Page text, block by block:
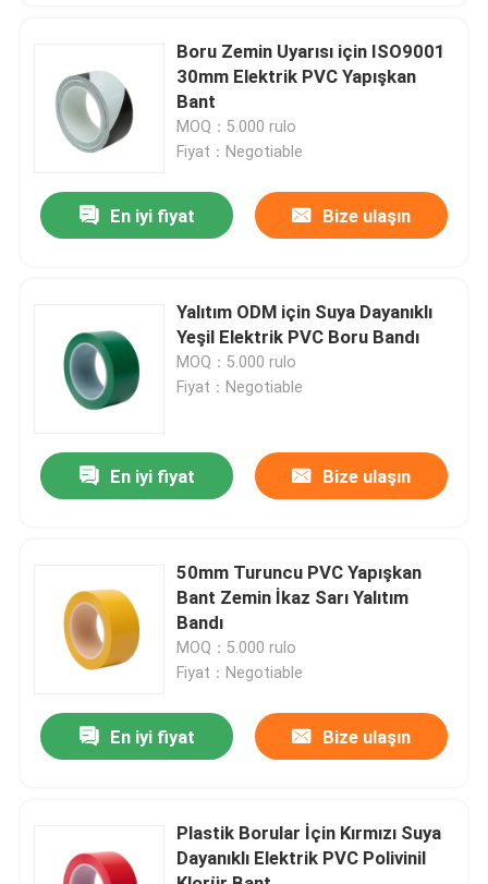
Kişiler
Ürünler
Kraft Kağıt Yapışkan Bant
PET Yapışkan Bant
PVC Yapışkan Bant
Fiberglas Yapışkan Bant
Boru Zemin Uyarısı için ISO9001
30mm Elektrik PVC Yapışkan
Bant
MOQ：5.000 rulo
Fiyat：Negotiable
En iyi fiyat Bize ulaşın
Yalıtım ODM için Suya Dayanıklı
Yeşil Elektrik PVC Boru Bandı
MOQ：5.000 rulo
Fiyat：Negotiable
En iyi fiyat Bize ulaşın
50mm Turuncu PVC Yapışkan
Bant Zemin İkaz Sarı Yalıtım
Bandı
MOQ：5.000 rulo
Fiyat：Negotiable
En iyi fiyat Bize ulaşın
Plastik Borular İçin Kırmızı Suya
Dayanıklı Elektrik PVC Polivinil